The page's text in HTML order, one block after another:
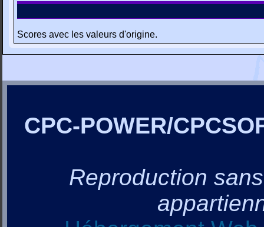
Scores avec les valeurs d'origine.
CPC-POWER/
Reproduction